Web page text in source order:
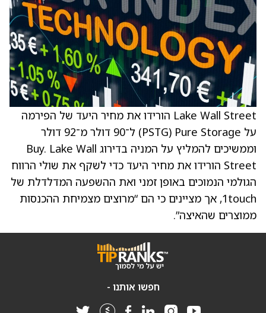
Lake Wall Street הורידו את מחיר היעד של הפירמה
על Pure Storage ‏(PSTG) ל־90 דולר מ־92 דולר
וממשיכים להמליץ על המניה בדירוג Buy. Lake Wall
Street הורידו את מחיר היעד כדי לשקף את שולי הרווח
הגולמי הנמוכים באופן זמני ואת ההשפעה המדלדלת של
1touch, אך מציינים כי הם “מרוצים מצמיחת ההכנסות
ממוצרים שהאיצה”.
חפשו אותנו -